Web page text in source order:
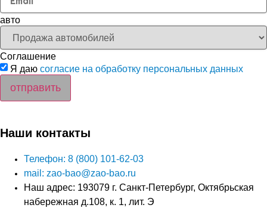
авто
Соглашение
Я даю согласие на обработку персональных данных
отправить
Наши контакты
Телефон: 8 (800) 101-62-03
mail: zao-bao@zao-bao.ru
Наш адрес: 193079 г. Санкт-Петербург, Октябрьская
набережная д.108, к. 1, лит. Э